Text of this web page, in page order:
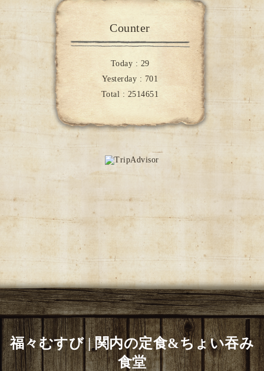
Counter
Today : 29
Yesterday : 701
Total : 2514651
福々むすび | 関内の定食&ちょい吞み
食堂